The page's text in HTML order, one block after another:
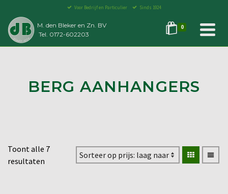
Voor Bedrijf en Particulier Sinds 1924
M. den Bleker en Zn. BV
Tel. 0172-602203
0
BERG AANHANGERS
Toont alle 7
resultaten